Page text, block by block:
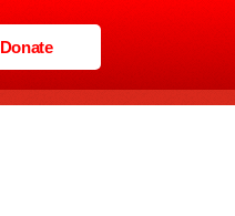
Donate